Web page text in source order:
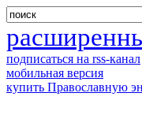
подписаться на rss-канал
мобильная версия
купить Православную